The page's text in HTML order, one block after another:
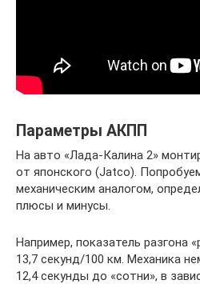
Параметры АКПП
На авто «Лада-Калина 2»
от японского (Jatco).
механическим аналогом,
плюсы и минусы.
Например, показатель разгона
13,7 секунд/100 км. Механика
12,4 секунды до «сотни», в